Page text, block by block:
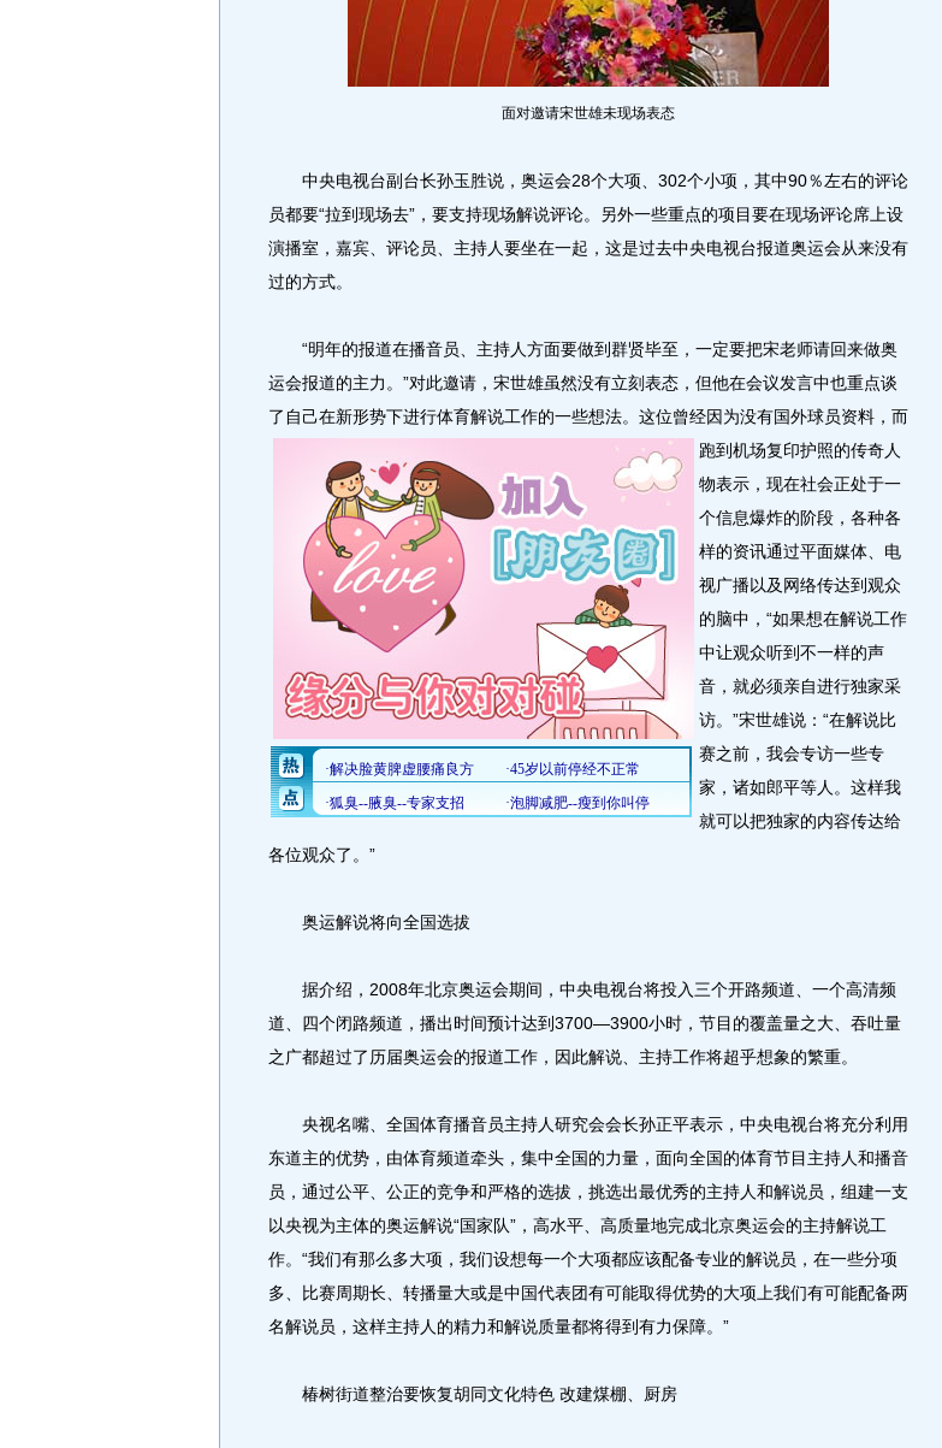
面对邀请宋世雄未现场表态
中央电视台副台长孙玉胜说，奥运会28个大项、302个小项，其中90％左右的评论
员都要“拉到现场去”，要支持现场解说评论。另外一些重点的项目要在现场评论席上设
演播室，嘉宾、评论员、主持人要坐在一起，这是过去中央电视台报道奥运会从来没有
过的方式。
“明年的报道在播音员、主持人方面要做到群贤毕至，一定要把宋老师请回来做奥
运会报道的主力。”对此邀请，宋世雄虽然没有立刻表态，但他在会议发言中也重点谈
了自己在新形势下进行体育解说工作的一些想法。 这位曾经因为没有国外球员资料，而
跑到机场复印护照的传奇人
物表示，现在社会正处于一
个信息爆炸的阶段，各种各
样的资讯通过平面媒体、电
视广播以及网络传达到观众
的脑中，“如果想在解说工作
中让观众听到不一样的声
音，就必须亲自进行独家采
访。”宋世雄说：“在解说比
赛之前，我会专访一些专
家，诸如郎平等人。这样我
就可以把独家的内容传达给
各位观众了。”
奥运解说将向全国选拔
据介绍，2008年北京奥运会期间，中央电视台将投入三个开路频道、一个高清频
道、四个闭路频道，播出时间预计达到3700—3900小时，节目的覆盖量之大、吞吐量
之广都超过了历届奥运会的报道工作，因此解说、主持工作将超乎想象的繁重。
央视名嘴、全国体育播音员主持人研究会会长孙正平表示，中央电视台将充分利用
东道主的优势，由体育频道牵头，集中全国的力量，面向全国的体育节目主持人和播音
员，通过公平、公正的竞争和严格的选拔，挑选出最优秀的主持人和解说员，组建一支
以央视为主体的奥运解说“国家队”，高水平、高质量地完成北京奥运会的主持解说工
作。“我们有那么多大项，我们设想每一个大项都应该配备专业的解说员，在一些分项
多、比赛周期长、转播量大或是中国代表团有可能取得优势的大项上我们有可能配备两
名解说员，这样主持人的精力和解说质量都将得到有力保障。”
椿树街道整治要恢复胡同文化特色 改建煤棚、厨房